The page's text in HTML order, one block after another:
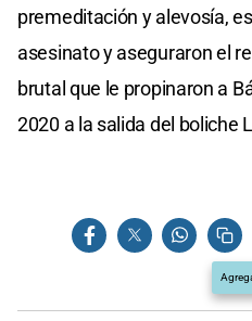
premeditación y alevosía,
asesinato y aseguraron el
brutal que le propinaron a
2020 a la salida del boliche